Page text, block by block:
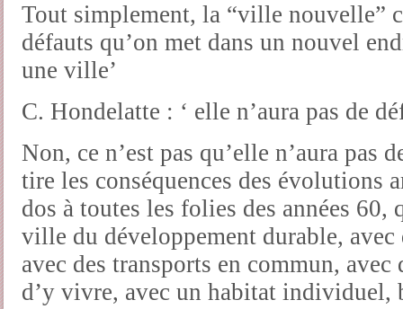
Tout simplement, la “ville nouvelle”
défauts qu’on met dans un nouvel
une ville’
C. Hondelatte : ‘ elle n’aura pas de
Non, ce n’est pas qu’elle n’aura pas
tire les conséquences des évolutions
dos à toutes les folies des années 60,
ville du développement durable, avec
avec des transports en commun,
d’y vivre, avec un habitat individuel,